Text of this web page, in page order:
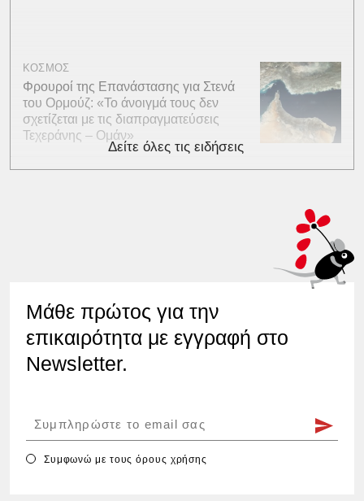
ΚΟΣΜΟΣ
Φρουροί της Επανάστασης για Στενά
του Ορμούζ: «Το άνοιγμά τους δεν
σχετίζεται με τις διαπραγματεύσεις
Τεχεράνης – Ομάν»
Δείτε όλες τις ειδήσεις
Μάθε πρώτος για την
επικαιρότητα με εγγραφή στο
Newsletter.
Συμφωνώ με τουςόρους χρήσης